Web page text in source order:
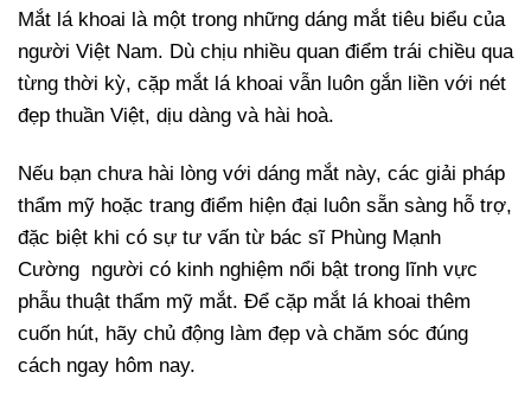
Mắt lá khoai là một trong những dáng mắt tiêu biểu của
người Việt Nam. Dù chịu nhiều quan điểm trái chiều qua
từng thời kỳ, cặp mắt lá khoai vẫn luôn gắn liền với nét
đẹp thuần Việt, dịu dàng và hài hoà.
Nếu bạn chưa hài lòng với dáng mắt này, các giải pháp
thẩm mỹ hoặc trang điểm hiện đại luôn sẵn sàng hỗ trợ,
đặc biệt khi có sự tư vấn từ bác sĩ Phùng Mạnh
Cường người có kinh nghiệm nổi bật trong lĩnh vực
phẫu thuật thẩm mỹ mắt. Để cặp mắt lá khoai thêm
cuốn hút, hãy chủ động làm đẹp và chăm sóc đúng
cách ngay hôm nay.